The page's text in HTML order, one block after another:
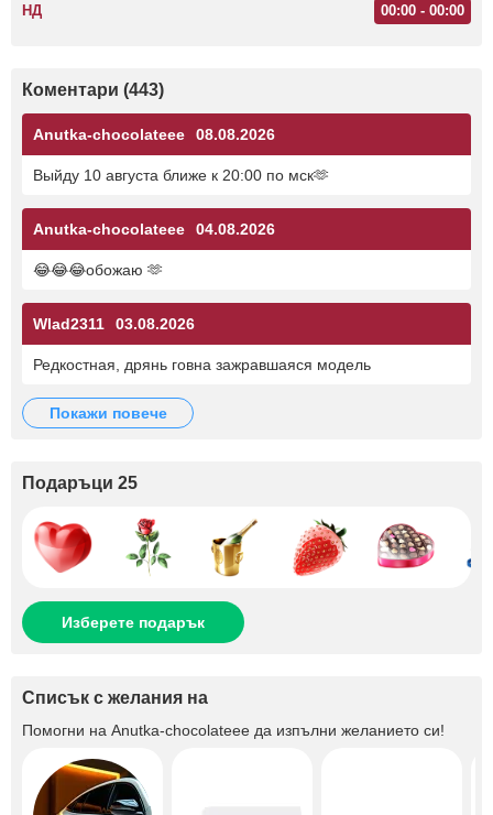
НД 00:00 - 00:00
Коментари (443)
Anutka-chocolateee 08.08.2026
Выйду 10 августа ближе к 20:00 по мск🫶
Anutka-chocolateee 04.08.2026
😂😂😂обожаю 🫶
Wlad2311 03.08.2026
Редкостная, дрянь говна зажравшаяся модель
покажи повече
Подаръци 25
Изберете подарък
Списък с желания на
Помогни на Anutka-chocolateee да изпълни желанието си!